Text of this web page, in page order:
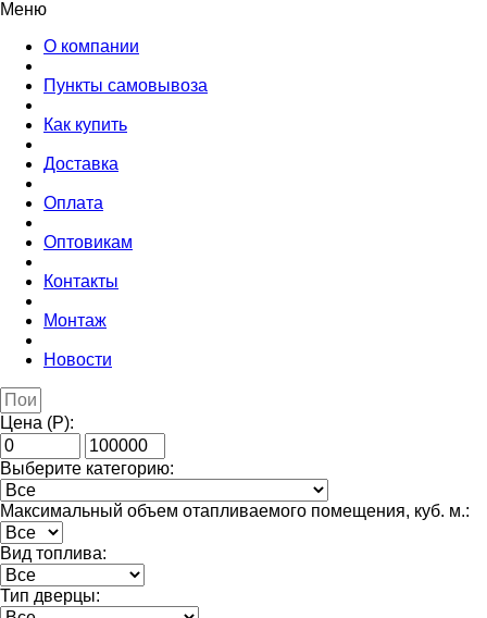
Меню
О компании
Пункты самовывоза
Как купить
Доставка
Оплата
Оптовикам
Контакты
Монтаж
Новости
Цена (Р):
Выберите категорию:
Максимальный объем отапливаемого помещения, куб. м.:
Вид топлива:
Тип дверцы: